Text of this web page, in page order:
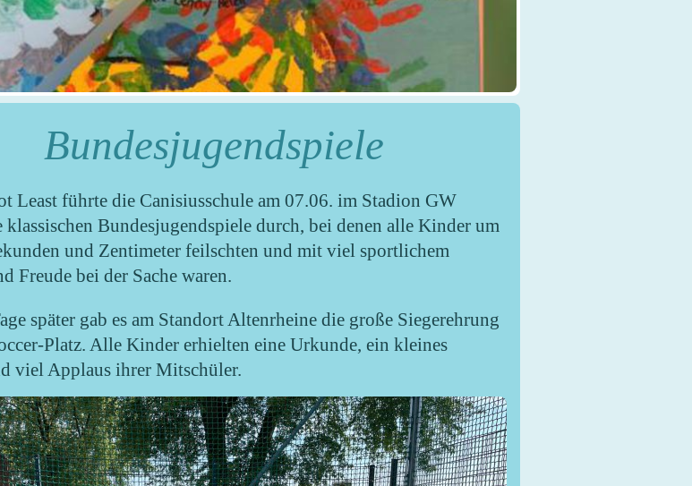
Bundesjugendspiele
Least führte die Canisiusschule am 07.06. im Stadion GW
Bundesjugendspiele durch, bei denen alle Kinder um
und Zentimeter feilschten und mit viel sportlichem
Freude bei der Sache waren.
später gab es am Standort Altenrheine die große Siegerehrung
Platz. Alle Kinder erhielten eine Urkunde, ein kleines
viel Applaus ihrer Mitschüler.